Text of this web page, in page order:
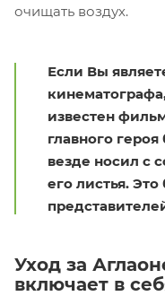
очищать воздух.
Если Вы
известен
главного
везде носил с
его листья.
Уход за
включает в